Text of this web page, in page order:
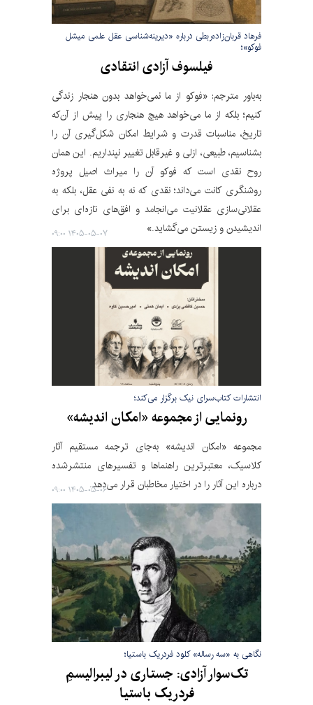
فرهاد قربان‌زاده‌ربطی درباره «دیرینه‌شناسی عقل علمی میشل
فوکو»؛
فیلسوف آزادی انتقادی
به‌باور مترجم: «فوکو از ما نمی‌خواهد بدون هنجار زندگی
کنیم؛ بلکه از ما می‌خواهد هیچ هنجاری را پیش از آن‌که
تاریخ، مناسبات قدرت و شرایط امکان شکل‌گیری آن را
بشناسیم، طبیعی، ازلی و غیرقابل تغییر نپنداریم. این همان
روح نقدی است که فوکو آن را میراث اصیل پروژه
روشنگری کانت می‌داند؛ نقدی که نه به نفی عقل، بلکه به
عقلانی‌سازی عقلانیت می‌انجامد و افق‌های تازه‌ای برای
اندیشیدن و زیستن می‌گشاید.»
۱۴۰۵-۰۵-۰۷ ۰۹:۰۰
انتشارات کتاب‌سرای نیک برگزار می‌کند؛
رونمایی از مجموعه «امکان اندیشه»
مجموعه «امکان اندیشه» به‌جای ترجمه مستقیم آثار
کلاسیک، معتبرترین راهنماها و تفسیرهای منتشرشده
درباره این آثار را در اختیار مخاطبان قرار می‌دهد.۱۴۰۵-۰۵-۰۶ ۰۹:۰۰
نگاهی به «سه رساله» کلود فردریک باستیا؛
تک‌سوار آزادی: جستاری در لیبرالیسمِ
فردریک باستیا